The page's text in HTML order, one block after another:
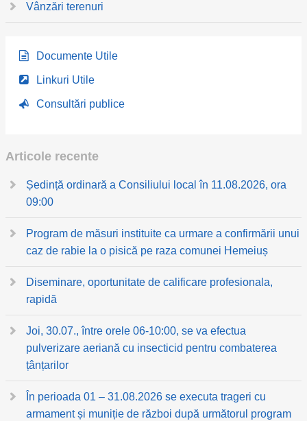
Vânzări terenuri
Documente Utile
Linkuri Utile
Consultări publice
Articole recente
Ședință ordinară a Consiliului local în 11.08.2026, ora
09:00
Program de măsuri instituite ca urmare a confirmării unui
caz de rabie la o pisică pe raza comunei Hemeiuș
Diseminare, oportunitate de calificare profesionala,
rapidă
Joi, 30.07., între orele 06-10:00, se va efectua
pulverizare aeriană cu insecticid pentru combaterea
țânțarilor
În perioada 01 – 31.08.2026 se executa trageri cu
armament și muniție de război după următorul program